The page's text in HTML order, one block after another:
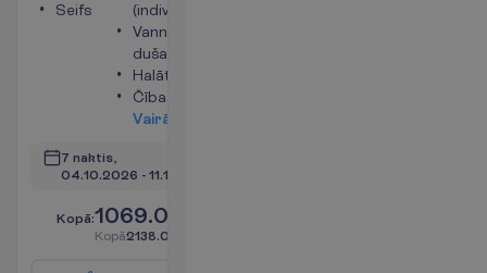
Seifs
(individuālais)
Vanna vai
duša
Halāts
Čības
Vairā
7 naktis,
04.10.2026 - 11.10.2026
Kopā:1069.00
Kopā2138.00